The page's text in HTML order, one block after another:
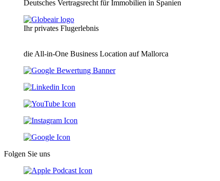
Deutsches Vertragsrecht für Immobilien in Spanien
Ihr privates Flugerlebnis
die All-in-One Business Location auf Mallorca
Folgen Sie uns